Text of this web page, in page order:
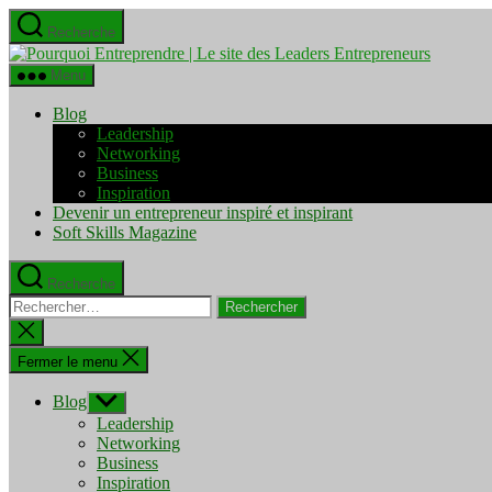
Aller
au
contenu
Recherche
Pourquoi
Menu
Blog
Leadership
Networking
Business
Inspiration
Devenir un entrepreneur inspiré et inspirant
Soft Skills Magazine
Recherche
Rechercher :
Fermer
la
recherche
Fermer le menu
Blog Afficher
le
sous-
menu
Leadership
Networking
Business
Inspiration